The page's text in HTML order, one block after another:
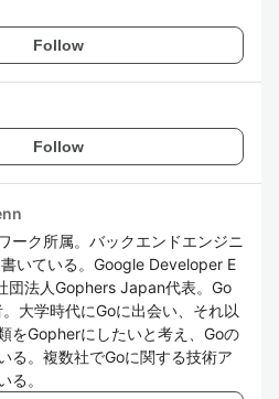
Follow
Follow
ーク所属。バックエンドエンジニ
いている。Google Developer E
団法人Gophers Japan代表。Go
大学時代にGoに出会い、それ以
をGopherにしたいと考え、Goの
る。複数社でGoに関する技術ア
る。